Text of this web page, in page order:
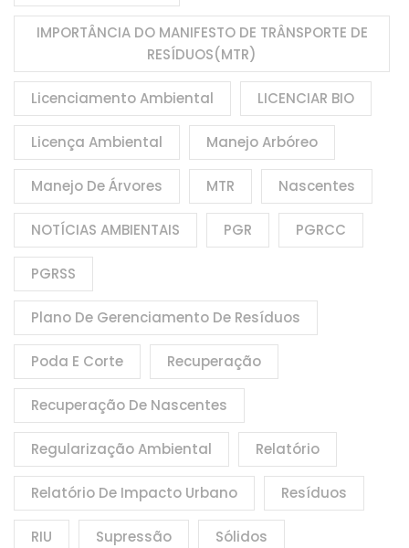
IMPORTÂNCIA DO MANIFESTO DE TRÂNSPORTE DE
RESÍDUOS(MTR)
Licenciamento Ambiental LICENCIAR BIO
Licença Ambiental Manejo Arbóreo
Manejo De Árvores MTR Nascentes
NOTÍCIAS AMBIENTAIS PGR PGRCC
PGRSS
Plano De Gerenciamento De Resíduos
Poda E Corte Recuperação
Recuperação De Nascentes
Regularização Ambiental Relatório
Relatório De Impacto Urbano Resíduos
RIU Supressão Sólidos